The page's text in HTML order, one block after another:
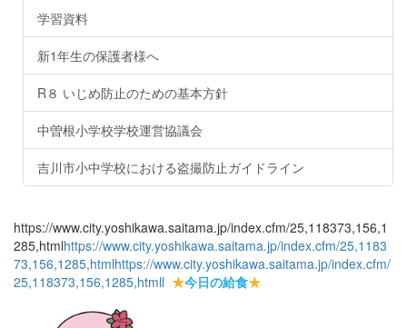
学習資料
新1年生の保護者様へ
R８ いじめ防止のための基本方針
中曽根小学校学校運営協議会
吉川市小中学校における盗撮防止ガイドライン
https://www.city.yoshikawa.saitama.jp/index.cfm/25,118373,156,1
285,htmlhttps://www.city.yoshikawa.saitama.jp/index.cfm/25,1183
73,156,1285,htmlhttps://www.city.yoshikawa.saitama.jp/index.cfm/
25,118373,156,1285,htmll ★今日の給食★